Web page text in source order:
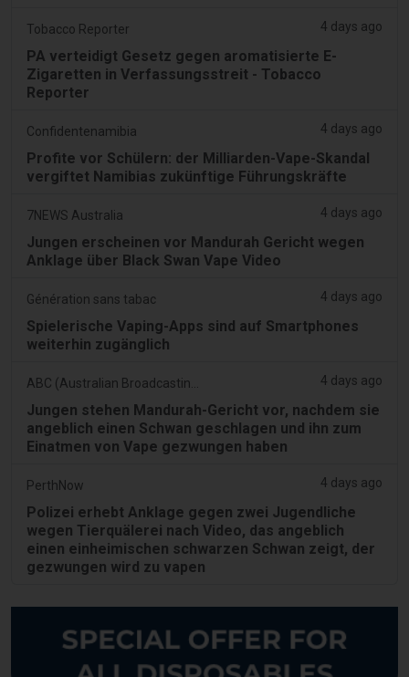
Tobacco Reporter 4 days ago
PA verteidigt Gesetz gegen aromatisierte E-
Zigaretten in Verfassungsstreit - Tobacco
Reporter
Confidentenamibia 4 days ago
Profite vor Schülern: der Milliarden-Vape-Skandal
vergiftet Namibias zukünftige Führungskräfte
7NEWS Australia 4 days ago
Jungen erscheinen vor Mandurah Gericht wegen
Anklage über Black Swan Vape Video
Génération sans tabac 4 days ago
Spielerische Vaping-Apps sind auf Smartphones
weiterhin zugänglich
4 days ago
Jungen stehen Mandurah-Gericht vor, nachdem sie
angeblich einen Schwan geschlagen und ihn zum
Einatmen von Vape gezwungen haben
PerthNow 4 days ago
Polizei erhebt Anklage gegen zwei Jugendliche
wegen Tierquälerei nach Video, das angeblich
einen einheimischen schwarzen Schwan zeigt, der
gezwungen wird zu vapen